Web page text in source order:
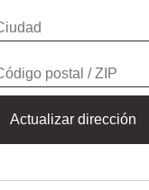
Actualizar dirección